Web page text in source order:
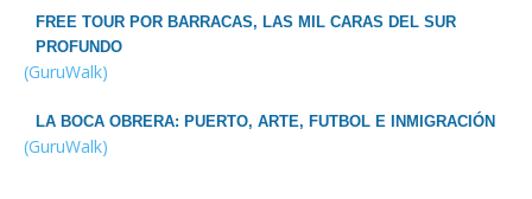
FREE TOUR POR BARRACAS, LAS MIL CARAS DEL SUR
PROFUNDO
(GuruWalk)
LA BOCA OBRERA: PUERTO, ARTE, FUTBOL E INMIGRACIÓN
(GuruWalk)